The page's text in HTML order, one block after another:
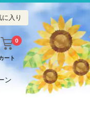
に入り
ート
0
ン